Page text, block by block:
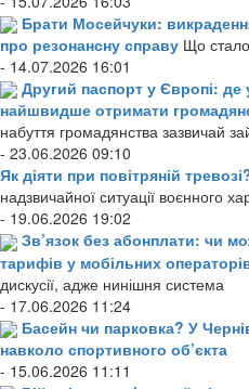
Брати Мосейчуки:
про резонансну справу Що
- 14.07.2026 16:01
Другий паспорт у Європі: де
найшвидше отримати
набуття громадянства зазвичай
- 23.06.2026 09:10
Як діяти при повітряній
надзвичайної ситуації воєнного
- 19.06.2026 19:02
Зв’язок без абонплати: чи
тарифів у мобільних
дискусії, адже нинішня система
- 17.06.2026 11:24
Басейн чи парковка? У
навколо спортивного об’єкта
- 15.06.2026 11:11